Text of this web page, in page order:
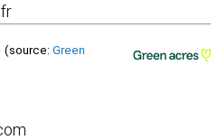
(source: Green